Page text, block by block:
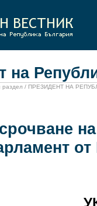
раздел / ПРЕЗИДЕНТ НА